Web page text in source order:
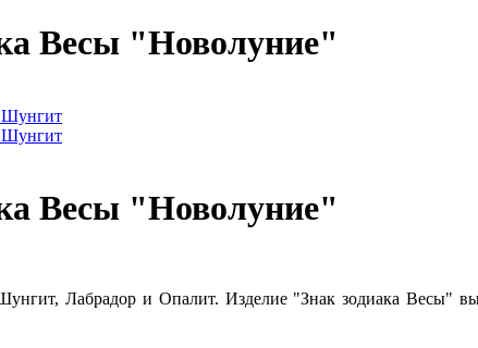
Весы "Новолуние"
Весы "Новолуние"
Лабрадор и Опалит. Изделие "Знак зодиака Весы"